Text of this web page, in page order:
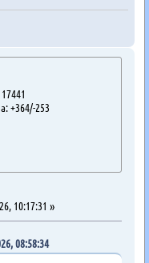
+364/-253
10:17:31 »
08:58:34